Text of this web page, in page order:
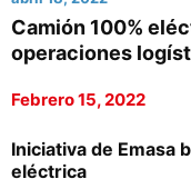
Camión 100%
operaciones
Febrero 15, 2022
Iniciativa de Emasa
eléctrica